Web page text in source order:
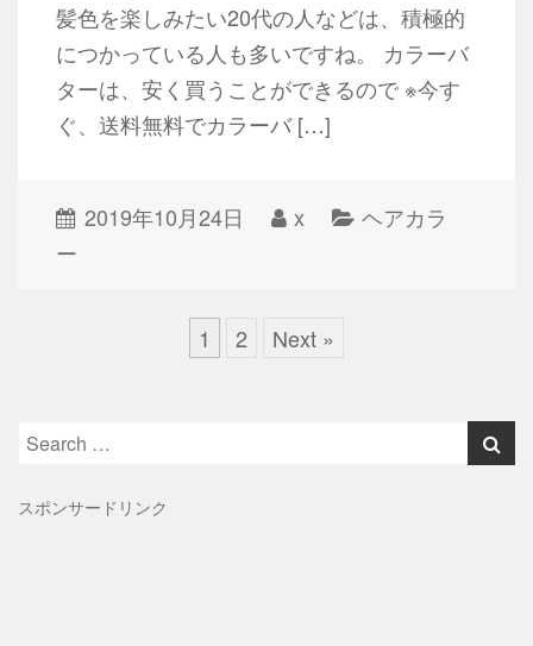
髪色を楽しみたい20代の人などは、積極的
につかっている人も多いですね。 カラーバ
ターは、安く買うことができるので ※今す
ぐ、送料無料でカラーバ […]
2019年10月24日 x
ヘアカラ
ー
1 2 Next »
Search
スポンサードリンク